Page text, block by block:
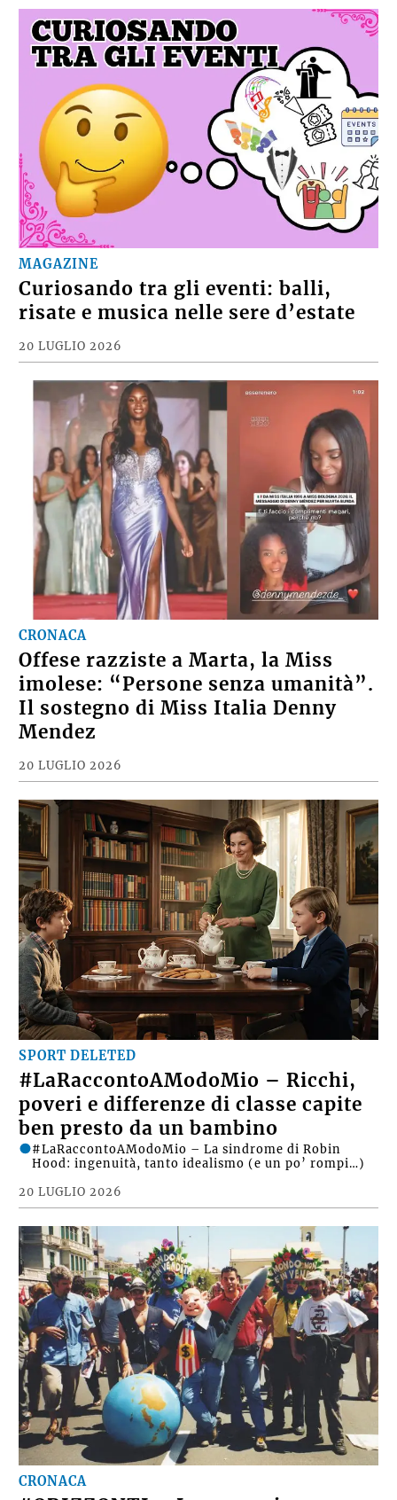
MAGAZINE
Curiosando tra gli eventi: balli,
risate e musica nelle sere d’estate
20 LUGLIO 2026
CRONACA
Offese razziste a Marta, la Miss
imolese: “Persone senza umanità”.
Il sostegno di Miss Italia Denny
Mendez
20 LUGLIO 2026
SPORT DELETED
#LaRaccontoAModoMio – Ricchi,
poveri e differenze di classe capite
ben presto da un bambino
20 LUGLIO 2026
#LaRaccontoAModoMio – La sindrome di Robin
Hood: ingenuità, tanto idealismo (e un po’ rompi…)
CRONACA